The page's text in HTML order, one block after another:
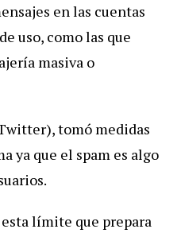
en las cuentas
uso, como las que
masiva o
tomó medidas
ya que el spam es algo
límite que prepara